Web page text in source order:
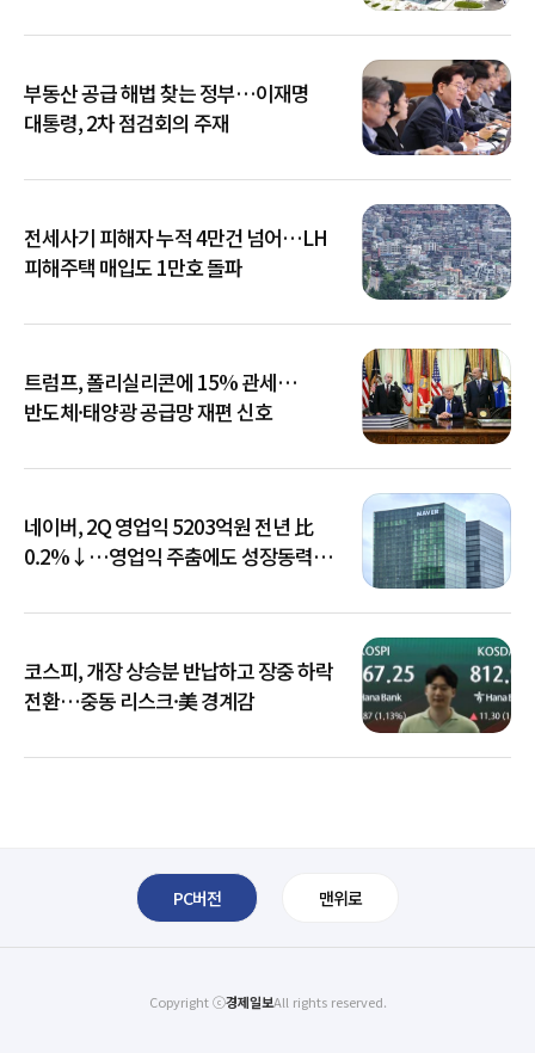
부동산 공급 해법 찾는 정부…이재명
대통령, 2차 점검회의 주재
전세사기 피해자 누적 4만건 넘어…LH
피해주택 매입도 1만호 돌파
트럼프, 폴리실리콘에 15% 관세…
반도체·태양광 공급망 재편 신호
네이버, 2Q 영업익 5203억원 전년 比
0.2%↓…영업익 주춤에도 성장동력
코스피, 개장 상승분 반납하고 장중 하락
전환…중동 리스크·美 경계감
PC버전 맨위로
Copyright ⓒ경제일보All rights reserved.